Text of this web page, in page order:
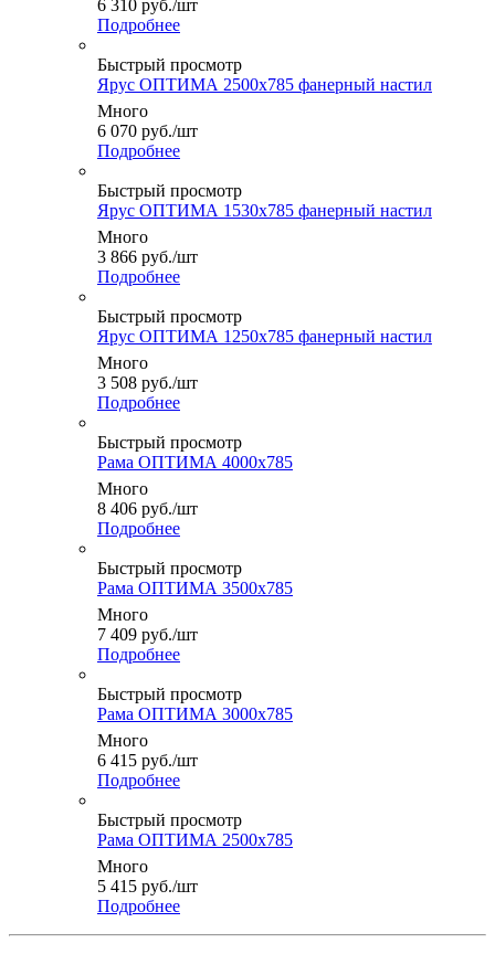
6 310 руб./шт
Подробнее
Быстрый просмотр
Ярус ОПТИМА 2500x785 фанерный настил
Много
6 070 руб./шт
Подробнее
Быстрый просмотр
Ярус ОПТИМА 1530x785 фанерный настил
Много
3 866 руб./шт
Подробнее
Быстрый просмотр
Ярус ОПТИМА 1250x785 фанерный настил
Много
3 508 руб./шт
Подробнее
Быстрый просмотр
Рама ОПТИМА 4000x785
Много
8 406 руб./шт
Подробнее
Быстрый просмотр
Рама ОПТИМА 3500x785
Много
7 409 руб./шт
Подробнее
Быстрый просмотр
Рама ОПТИМА 3000x785
Много
6 415 руб./шт
Подробнее
Быстрый просмотр
Рама ОПТИМА 2500x785
Много
5 415 руб./шт
Подробнее